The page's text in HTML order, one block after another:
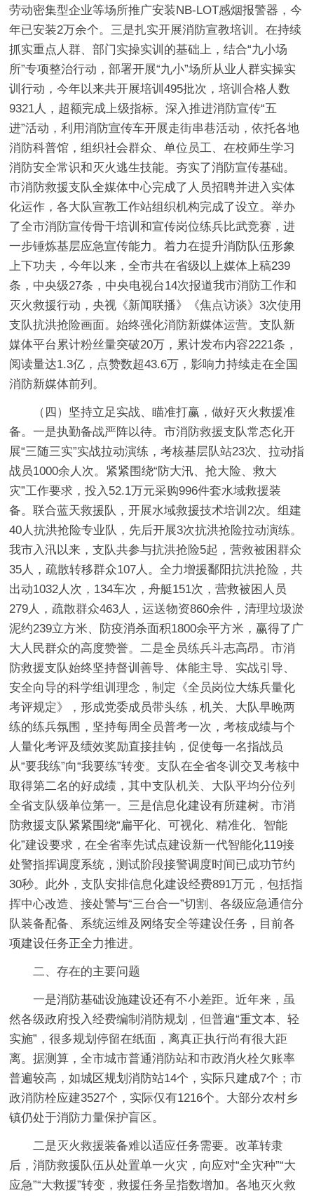
劳动密集型企业等场所推广安装NB-LOT感烟报警器，今
年已安装2万余个。 三是扎实开展消防宣教培训。在持续
抓实重点人群、部门实操实训的基础上，结合“九小场
所”专项整治行动，部署开展“九小”场所从业人群实操实
训行动，今年以来共开展培训495批次，培训合格人数
9321人，超额完成上级指标。深入推进消防宣传“五
进”活动，利用消防宣传车开展走街串巷活动，依托各地
消防科普馆，组织社会群众、单位员工、在校师生学习
消防安全常识和灭火逃生技能。夯实了消防宣传基础。
市消防救援支队全媒体中心完成了人员招聘并进入实体
化运作，各大队宣教工作站组织机构完成了设立。举办
了全市消防宣传骨干培训和宣传岗位练兵比武竞赛，进
一步锤炼基层应急宣传能力。着力在提升消防队伍形象
上下功夫，今年以来，全市共在省级以上媒体上稿239
条，中央级27条，中央电视台14次报道我市消防工作和
灭火救援行动，央视《新闻联播》《焦点访谈》3次使用
支队抗洪抢险画面。始终强化消防新媒体运营。支队新
媒体平台累计粉丝量突破20万，累计发布内容2221条，
阅读量达1.3亿，点赞数超43.6万，影响力持续走在全国
消防新媒体前列。
（四）坚持立足实战、瞄准打赢，做好灭火救援准
备。一是执勤备战严阵以待。市消防救援支队常态化开
展“三随三实”实战拉动演练，考核基层队站23次、拉动指
战员1000余人次。紧紧围绕“防大汛、抢大险、救大
灾”工作要求，投入52.1万元采购996件套水域救援装
备。联合蓝天救援队，开展水域救援技术培训2次。组建
40人抗洪抢险专业队，先后开展3次抗洪抢险拉动演练。
我市入汛以来，支队共参与抗洪抢险5起，营救被困群众
35人，疏散转移群众107人。全力增援鄱阳抗洪抢险，共
出动1032人次，134车次，舟艇151次，营救被困人员
279人，疏散群众463人，运送物资860余件，清理垃圾淤
泥约239立方米、防疫消杀面积1800余平方米，赢得了广
大人民群众的高度赞誉。 二是全员练兵斗志高昂。市消
防救援支队始终坚持督训善导、体能主导、实战引导、
安全向导的科学组训理念，制定《全员岗位大练兵量化
考评规定》，形成党委成员带头练，机关、大队早晚两
练的练兵氛围，坚持每周全员普考一次，考核成绩与个
人量化考评及绩效奖励直接挂钩，促使每一名指战员
从“要我练”向“我要练”转变。支队在全省冬训交叉考核中
取得第二名的好成绩，其中支队机关、大队平均分位列
全省支队级单位第一。 三是信息化建设有所建树。市消
防救援支队紧紧围绕“扁平化、可视化、精准化、智能
化”建设要求，在全省率先试点建设新一代智能化119接
处警指挥调度系统，测试阶段接警调度时间已成功节约
30秒。此外，支队安排信息化建设经费891万元，包括指
挥中心改造、接处警与“三台合一”切割、各级应急通信分
队装备配备、系统运维及网络安全等建设任务，目前各
项建设任务正全力推进。
二、存在的主要问题
一是消防基础设施建设还有不小差距。近年来，虽
然各级政府投入经费编制消防规划，但普遍“重文本、轻
实施”，很多规划停留在纸面，离真正执行尚有很大距
离。据测算，全市城市普通消防站和市政消火栓欠账率
普遍较高，如城区规划消防站14个，实际只建成7个；市
政消防栓应建3527个，实际仅有1216个。大部分农村乡
镇仍处于消防力量保护盲区。
二是灭火救援装备难以适应任务需要。改革转隶
后，消防救援队伍从处置单一火灾，向应对“全灾种”“大
应急”“大救援”转变，救援任务呈指数增加。各地灭火救